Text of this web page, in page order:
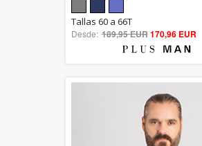
5.00
out of 5
Tallas 60 a 66T
Desde: 189,95 EUR170,96 EUR